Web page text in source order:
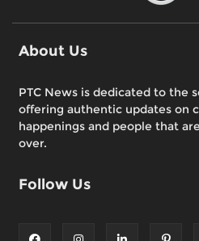
About Us
PTC News is dedicated to the
offering authentic updates on
happenings and people that
over.
Follow Us